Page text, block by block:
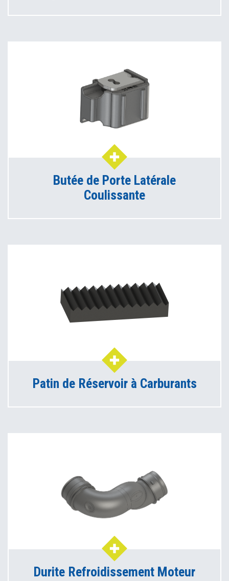
Butée de Porte Latérale
Coulissante
Patin de Réservoir à Carburants
Durite Refroidissement Moteur